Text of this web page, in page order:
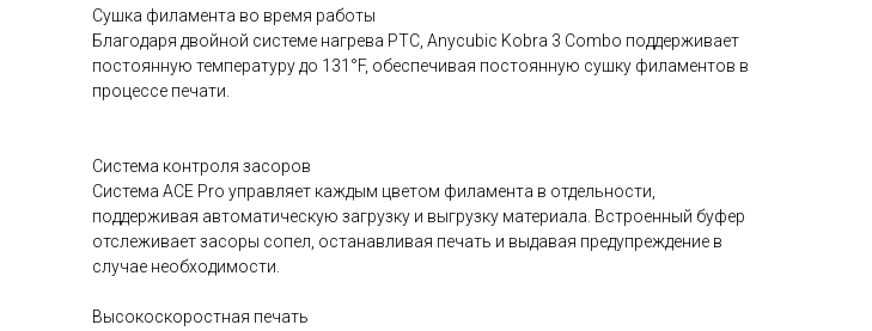
Сушка филамента во время работы
Благодаря двойной системе нагрева PTC, Anycubic Kobra 3 Combo поддерживает
постоянную температуру до 131°F, обеспечивая постоянную сушку филаментов в
процессе печати.
Система контроля засоров
Система ACE Pro управляет каждым цветом филамента в отдельности,
поддерживая автоматическую загрузку и выгрузку материала. Встроенный буфер
отслеживает засоры сопел, останавливая печать и выдавая предупреждение в
случае необходимости.
Высокоскоростная печать